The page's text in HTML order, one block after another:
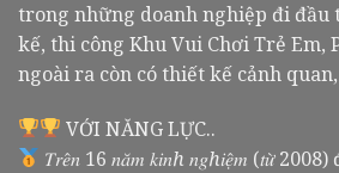
trong những doanh nghiệp đi
kế, thi công Khu Vui Chơi Trẻ
ngoài ra còn có thiết kế cảnh
VỚI NĂNG LỰC..
𝑇𝑟𝑒̂𝑛 16 𝑛𝑎̆𝑚 𝑘𝑖𝑛ℎ 𝑛𝑔ℎ𝑖𝑒̣̂𝑚 (𝑡𝑢̛̀ 2008)